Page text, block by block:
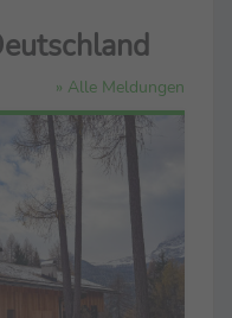
» Alle Meldungen